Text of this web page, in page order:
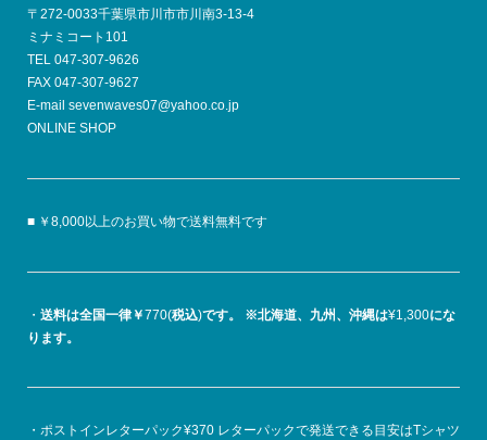
〒272-0033千葉県市川市市川南3-13-4
ミナミコート101
TEL 047-307-9626
FAX 047-307-9627
E-mail sevenwaves07@yahoo.co.jp
ONLINE SHOP
■ ￥8,000以上のお買い物で送料無料です
・ 送料は全国一律￥770(税込)です。 ※北海道、九州、沖縄は¥1,300にな
ります。
・ポストインレターパック¥370 レターパックで発送できる目安はTシャツ